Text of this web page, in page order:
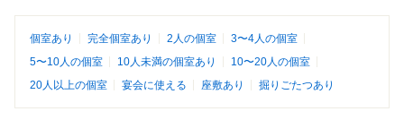
個室あり 完全個室あり 2人の個室
3〜4人の個室
5〜10人の個室
10人未満の個室あり
10〜20人の個室
20人以上の個室
宴会に使える 座敷あり 掘りごたつあり